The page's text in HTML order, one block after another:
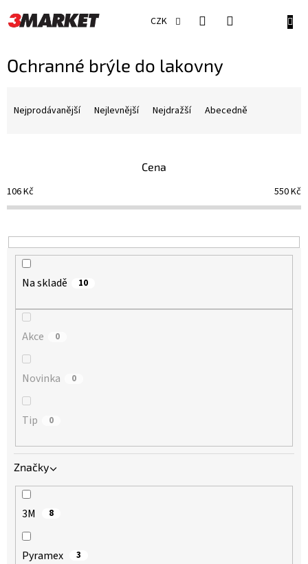
na
obsah
CZK
Ochranné brýle do lakovny
p
r
o
u
Nejprodávanější Nejlevnější Nejdražší Abecedně
Cena
106Kč 550Kč
Na skladě 10
Akce 0
Novinka 0
Tip 0
Značky
3M 8
Pyramex 3